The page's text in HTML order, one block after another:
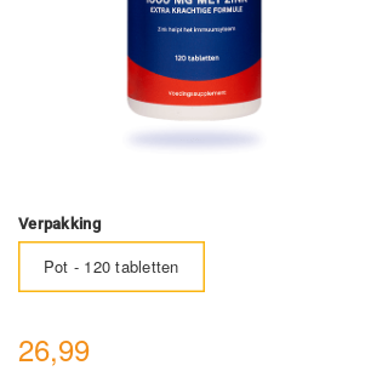
Verpakking
Pot - 120 tabletten
26,99